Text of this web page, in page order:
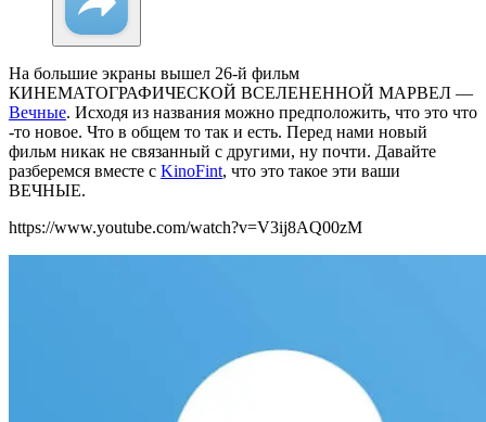
На большие экраны вышел 26-й фильм
КИНЕМАТОГРАФИЧЕСКОЙ ВСЕЛЕНЕННОЙ МАРВЕЛ —
Вечные. Исходя из названия можно предположить, что это что
-то новое. Что в общем то так и есть. Перед нами новый
фильм никак не связанный с другими, ну почти. Давайте
разберемся вместе с KinoFint, что это такое эти ваши
ВЕЧНЫЕ.
https://www.youtube.com/watch?v=V3ij8AQ00zM